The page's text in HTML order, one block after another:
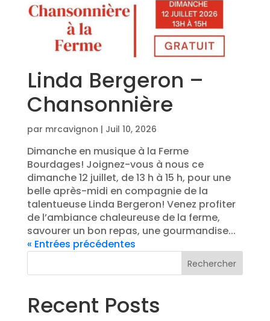
Linda Bergeron –
Chansonnière
par mrcavignon | Juil 10, 2026
Dimanche en musique à la Ferme
Bourdages! Joignez-vous à nous ce
dimanche 12 juillet, de 13 h à 15 h, pour une
belle après-midi en compagnie de la
talentueuse Linda Bergeron! Venez profiter
de l’ambiance chaleureuse de la ferme,
savourer un bon repas, une gourmandise...
« Entrées précédentes
Rechercher
Recent Posts